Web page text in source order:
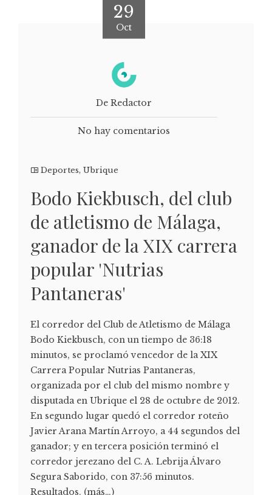
29
Oct
De Redactor
No hay comentarios
Deportes, Ubrique
Bodo Kiekbusch, del club
de atletismo de Málaga,
ganador de la XIX carrera
popular 'Nutrias
Pantaneras'
El corredor del Club de Atletismo de Málaga
Bodo Kiekbusch, con un tiempo de 36:18
minutos, se proclamó vencedor de la XIX
Carrera Popular Nutrias Pantaneras,
organizada por el club del mismo nombre y
disputada en Ubrique el 28 de octubre de 2012.
En segundo lugar quedó el corredor roteño
Javier Arana Martín Arroyo, a 44 segundos del
ganador; y en tercera posición terminó el
corredor jerezano del C. A. Lebrija Álvaro
Segura Saborido, con 37:56 minutos.
Resultados. (más…)